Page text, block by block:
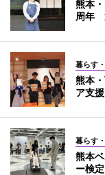
熊本
周年
暮らす
熊本
ア支
暮らす
熊本
ー検